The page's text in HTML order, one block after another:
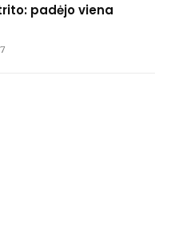
padėjo viena